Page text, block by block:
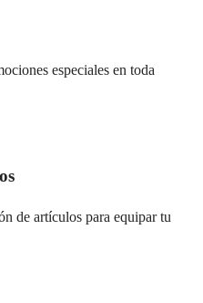
especiales en toda
de artículos para equipar tu